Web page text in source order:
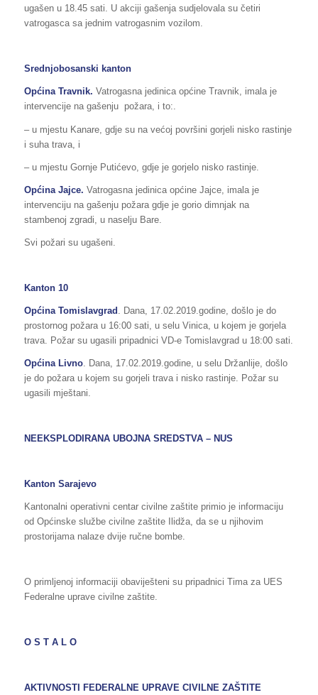
ugašen u 18.45 sati. U akciji gašenja sudjelovala su četiri
vatrogasca sa jednim vatrogasnim vozilom.
Srednjobosanski kanton
Općina Travnik. Vatrogasna jedinica općine Travnik, imala je
intervencije na gašenju požara, i to:.
– u mjestu Kanare, gdje su na većoj površini gorjeli nisko rastinje
i suha trava, i
– u mjestu Gornje Putićevo, gdje je gorjelo nisko rastinje.
Općina Jajce. Vatrogasna jedinica općine Jajce, imala je
intervenciju na gašenju požara gdje je gorio dimnjak na
stambenoj zgradi, u naselju Bare.
Svi požari su ugašeni.
Kanton 10
Općina Tomislavgrad
. Dana, 17.02.2019.godine, došlo je do
prostornog požara u 16:00 sati, u selu Vinica, u kojem je gorjela
trava. Požar su ugasili pripadnici VD-e Tomislavgrad u 18:00 sati.
Općina Livno. Dana, 17.02.2019.godine, u selu Držanlije, došlo
je do požara u kojem su gorjeli trava i nisko rastinje. Požar su
ugasili mještani.
NEEKSPLODIRANA UBOJNA SREDSTVA – NUS
Kanton Sarajevo
Kantonalni operativni centar civilne zaštite primio je informaciju
od Općinske službe civilne zaštite Ilidža, da se u njihovim
prostorijama nalaze dvije ručne bombe.
O primljenoj informaciji obaviješteni su pripadnici Tima za UES
Federalne uprave civilne zaštite.
O S T A L O
AKTIVNOSTI FEDERALNE UPRAVE CIVILNE ZAŠTITE